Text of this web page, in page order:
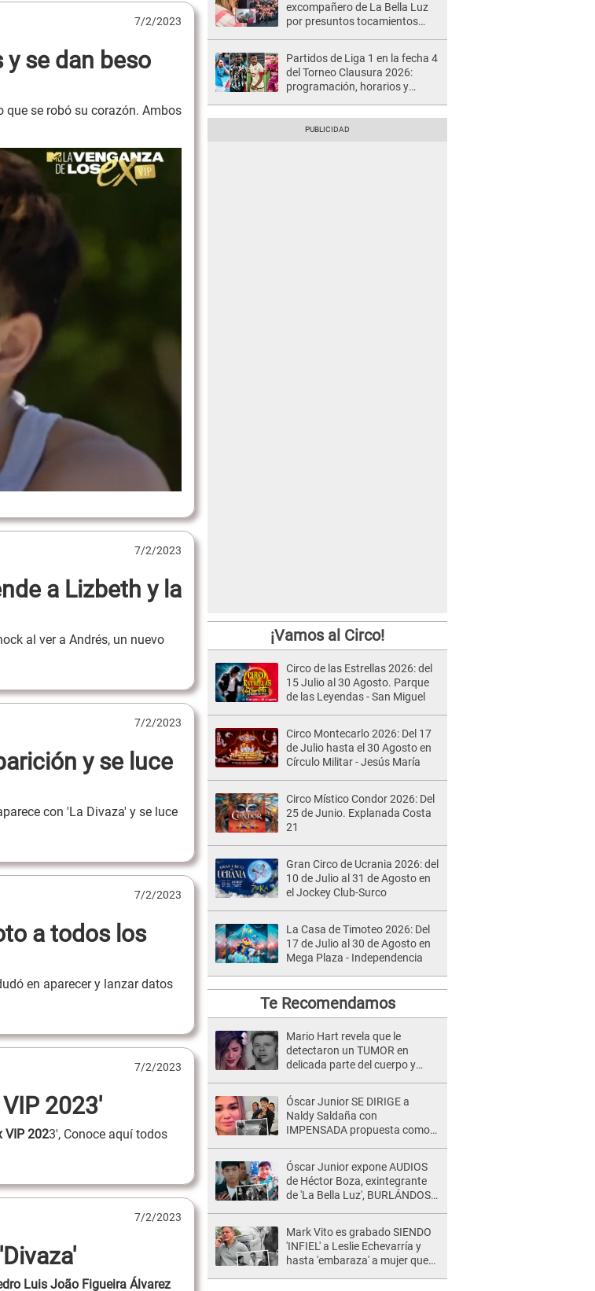
7/2/2023
se dan beso
que se robó su corazón. Ambos
7/2/2023
a Lizbeth y la
al ver a Andrés, un nuevo
7/2/2023
y se luce
con 'La Divaza' y se luce
7/2/2023
a todos los
en aparecer y lanzar datos
7/2/2023
2023'
VIP 2023', Conoce aquí todos
7/2/2023
Luis João Figueira Álvarez
excompañero de La Bella Luz
por presuntos tocamientos
Partidos de Liga 1 en la fecha 4
del Torneo Clausura 2026:
programación, horarios y
¡Vamos al Circo!
Circo de las Estrellas 2026: del
15 Julio al 30 Agosto. Parque
de las Leyendas - San Miguel
Circo Montecarlo 2026: Del 17
de Julio hasta el 30 Agosto en
Círculo Militar - Jesús María
Circo Místico Condor 2026: Del
25 de Junio. Explanada Costa
21
Gran Circo de Ucrania 2026: del
10 de Julio al 31 de Agosto en
el Jockey Club-Surco
La Casa de Timoteo 2026: Del
17 de Julio al 30 de Agosto en
Mega Plaza - Independencia
Te Recomendamos
Mario Hart revela que le
detectaron un TUMOR en
delicada parte del cuerpo y
muy fuertes..."
Óscar Junior SE DIRIGE a
Naldy Saldaña con
IMPENSADA propuesta como
denuncia: "Otro tipo de ley..."
Óscar Junior expone AUDIOS
de Héctor Boza, exintegrante
de 'La Bella Luz', BURLÁNDOSE
Mark Vito es grabado SIENDO
'INFIEL' a Leslie Echevarría y
hasta 'embaraza' a mujer que